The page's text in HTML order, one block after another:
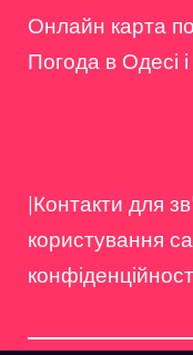
Онлайн карта
Погода в Одесі
|Контакти для
користування